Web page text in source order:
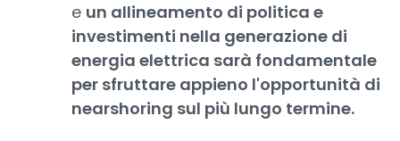
e un allineamento di politica e
investimenti nella generazione di
energia elettrica sarà fondamentale
per sfruttare appieno l'opportunità di
nearshoring sul più lungo termine.